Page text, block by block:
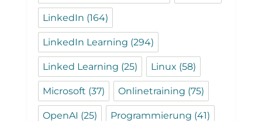
LinkedIn (164)
LinkedIn Learning (294)
Linked Learning (25) Linux (58)
Microsoft (37) Onlinetraining (75)
OpenAI (25) Programmierung (41)